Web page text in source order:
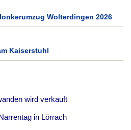
Wolterdingen 2026
Kaiserstuhl
wird verkauft
in Lörrach